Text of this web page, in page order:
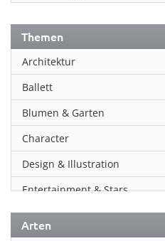
Themen
Architektur
Ballett
Blumen & Garten
Character
Design & Illustration
Entertainment & Stars
Erotik
Arten